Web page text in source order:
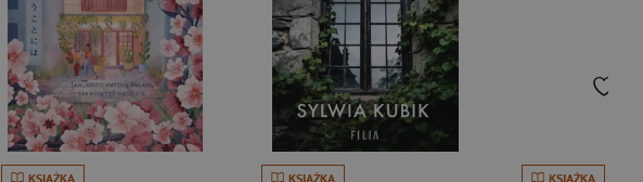
KSIĄŻKA KSIĄŻKA KSIĄŻKA